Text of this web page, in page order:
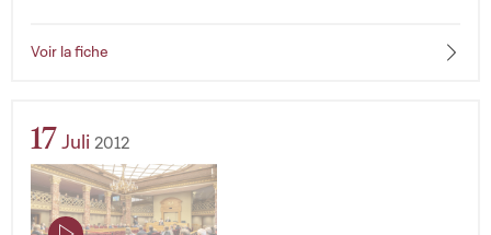
Voir la fiche
17Juli 2012